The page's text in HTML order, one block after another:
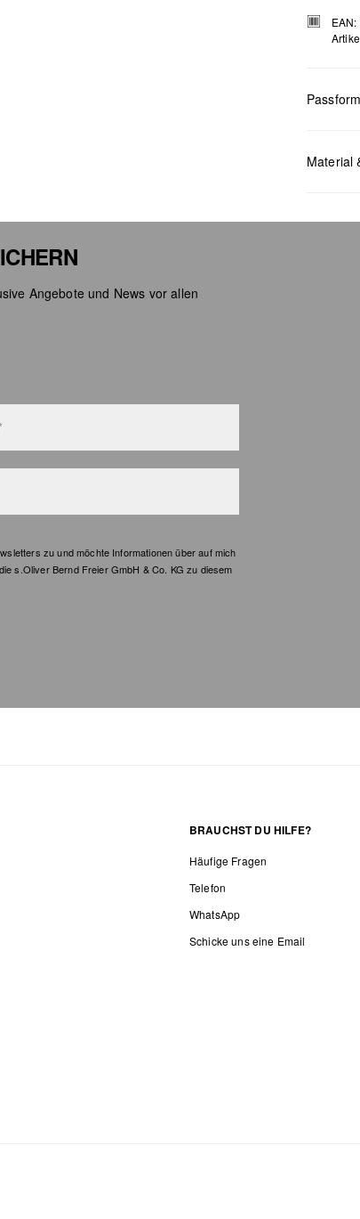
Passform
Material
Angebote und News vor allen
zu und möchte Informationen über auf mich
s.Oliver Bernd Freier GmbH & Co. KG zu diesem
BRAUCHST DU HILFE?
Häufige Fragen
Telefon
WhatsApp
Schicke uns eine Email